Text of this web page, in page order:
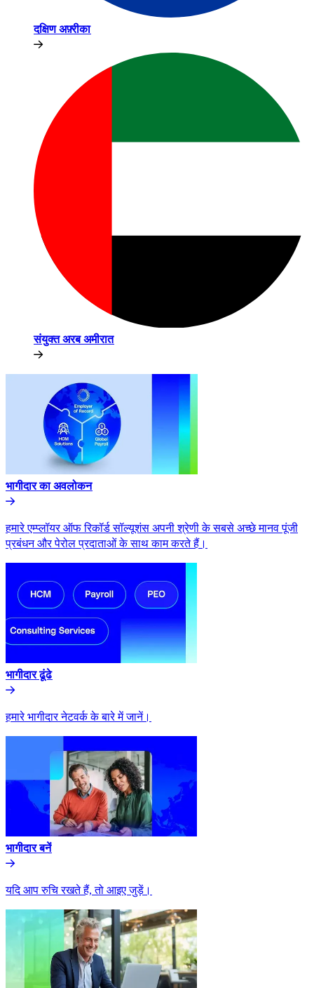
दक्षिण अफ़्रीका​​
संयुक्त अरब अमीरात​​
भागीदार का अवलोकन​​
हमारे एम्प्लॉयर ऑफ रिकॉर्ड सॉल्यूशंस अपनी श्रेणी के सबसे अच्छे मानव पूंजी
प्रबंधन और पेरोल प्रदाताओं के साथ काम करते हैं।​​
भागीदार ढूंढे​​
हमारे भागीदार नेटवर्क के बारे में जानें।​​
भागीदार बनें​​
यदि आप रुचि रखते हैं, तो आइए जुड़ें।​​